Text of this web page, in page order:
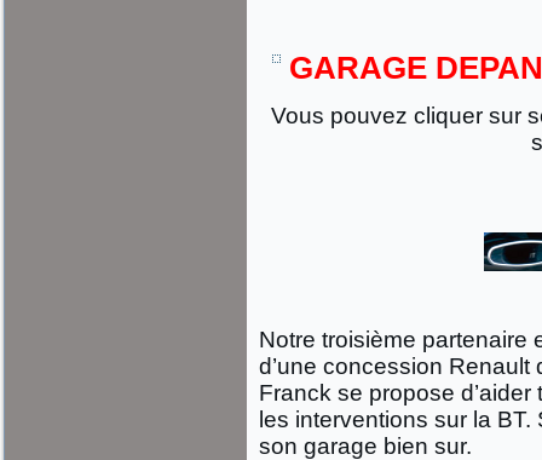
GARAGE
Vous pouvez cliquer sur
Notre troisième partenaire
d’une concession
Franck se propose
les interventions sur la
son garage bien sur.